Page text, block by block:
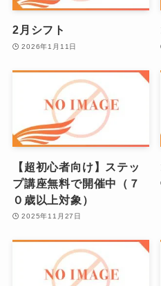
2月シフト
2026年1月11日
【超初心者向け】ステッ
プ講座無料で開催中（７
０歳以上対象）
2025年11月27日